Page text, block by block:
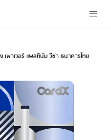
เพาเวอร์ แพลทินัม วีซ่า ธนาคารไทย